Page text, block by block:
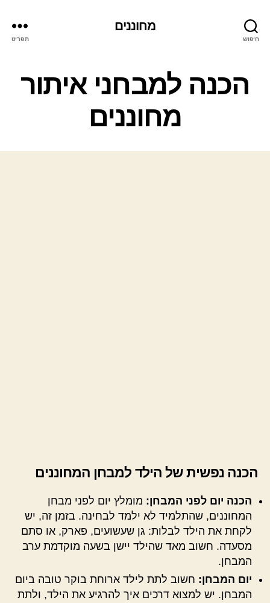
חיפוש
מחוננים
תפריט
קטגוריות
הכנה למבחני איתור
מחוננים
הכנה נפשית של הילד למבחן המחוננים
הכנה יום לפני המבחן: מומלץ יום לפני מבחן
המחוננים, שהתלמיד לא ילמד לבחינה. בזמן זה, יש
לקחת את הילד לבלות: גן שעשועים, פארק, או סתם
מסעדה. חשוב מאד שהילד יישן בשעה מוקדמת ערב
המבחן.
יום המבחן: חשוב לתת לילד ארוחת בוקר טובה ביום
המבחן. יש למצוא דרכים איך להרגיע את הילד, ולתת